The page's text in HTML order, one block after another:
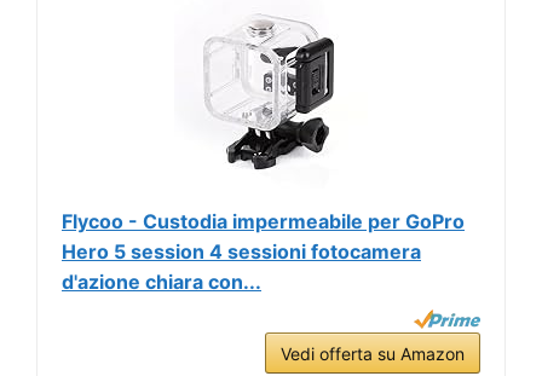
Flycoo - Custodia impermeabile per GoPro
Hero 5 session 4 sessioni fotocamera
d'azione chiara con...
Vedi offerta su Amazon